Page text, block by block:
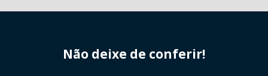
Não deixe de conferir!